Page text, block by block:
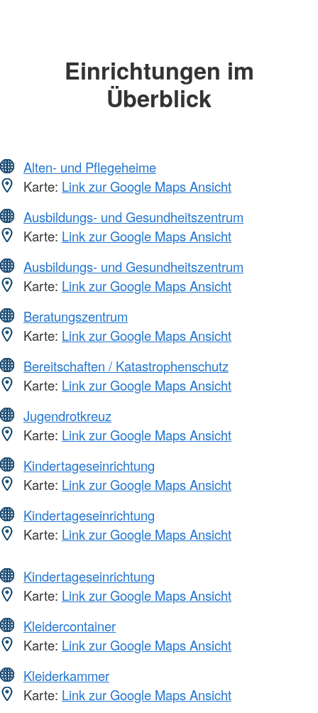
Einrichtungen im
Überblick
Alten- und Pflegeheime
Karte: Link zur Google Maps Ansicht
Ausbildungs- und Gesundheitszentrum
Karte: Link zur Google Maps Ansicht
Ausbildungs- und Gesundheitszentrum
Karte: Link zur Google Maps Ansicht
Beratungszentrum
Karte: Link zur Google Maps Ansicht
Bereitschaften / Katastrophenschutz
Karte: Link zur Google Maps Ansicht
Jugendrotkreuz
Karte: Link zur Google Maps Ansicht
Kindertageseinrichtung
Karte: Link zur Google Maps Ansicht
Kindertageseinrichtung
Karte: Link zur Google Maps Ansicht
Kindertageseinrichtung
Karte: Link zur Google Maps Ansicht
Kleidercontainer
Karte: Link zur Google Maps Ansicht
Kleiderkammer
Karte: Link zur Google Maps Ansicht